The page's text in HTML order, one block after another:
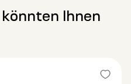
Ihnen